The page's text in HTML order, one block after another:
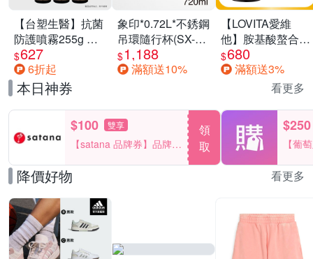
【台塑生醫】抗菌
防護噴霧255g 三
入組
$627
6折起
象印*0.72L*不銹鋼
吊環隨行杯(SX-
LA72H)
$1,188
滿額送10%
【LOVITA愛維
他】胺基酸螯合鋅
x2瓶30mg素食錠
(鋅錠)
$680
滿額送3%
本日神券 看更多
$100 雙享
【satana 品牌券】品牌週
一件折$100
領
取
$250
【葡
品滿
降價好物 看更多